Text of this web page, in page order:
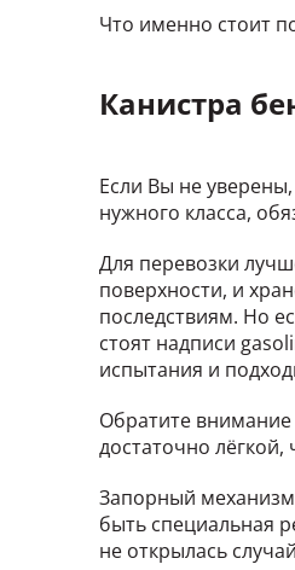
Что именно стоит
Канистра
Если Вы не
нужного класса,
Для перевозки
поверхности, и
последствиям. Но
стоят надписи
испытания и
Обратите
достаточно
Запорный
быть специальная
не открылась